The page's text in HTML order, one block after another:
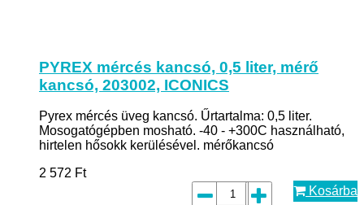
PYREX mércés kancsó, 0,5 liter, mérő
kancsó, 203002, ICONICS
Pyrex mércés üveg kancsó. Űrtartalma: 0,5 liter.
Mosogatógépben mosható. -40 - +300C használható,
hirtelen hősokk kerülésével. mérőkancsó
2 572 Ft
Kosárba